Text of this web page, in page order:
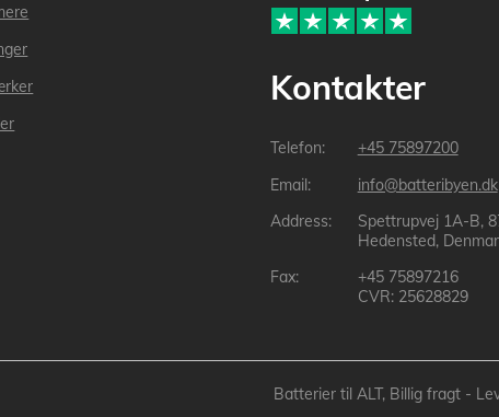
Kontakter
+45 75897200
info@batteribyen.dk
Spettrupvej 1A-B,
Hedensted,
+45 75897216
CVR: 25628829
Batterier til ALT, Billig fragt -